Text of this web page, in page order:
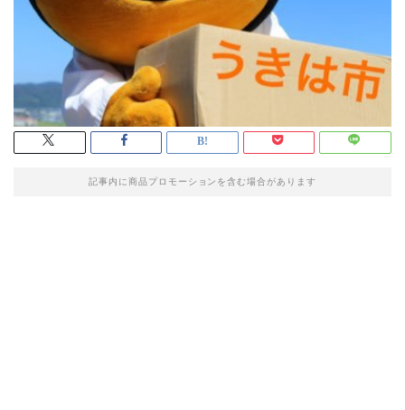
記事内に商品プロモーションを含む場合があります